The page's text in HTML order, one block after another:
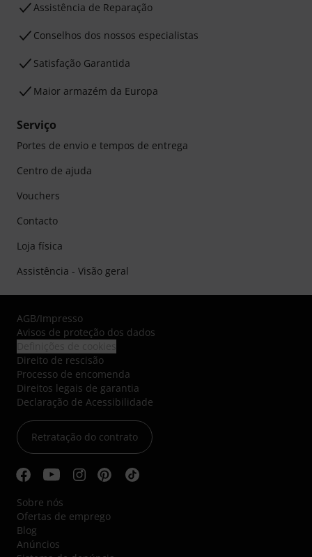
Assistência de Reparação
Conselhos dos nossos especialistas
Satisfação Garantida
Maior armazém da Europa
Serviço
Portes de envio e tempos de entrega
Centro de ajuda
Vouchers
Contacto
Loja física
Assistência - Visão geral
AGB/Impresso
Avisos de proteção dos dados
Direito de rescisão
Processo de encomenda
Direitos legais de garantia
Declaração de Acessibilidade
Retratação do contrato
Sobre nós
Ofertas de emprego
Blog
Anúncios